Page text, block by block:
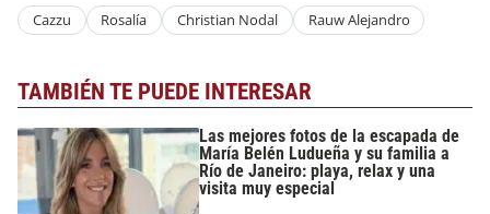
Cazzu Rosalía Christian Nodal Rauw Alejandro
TAMBIÉN TE PUEDE INTERESAR
Las mejores fotos de la escapada de
María Belén Ludueña y su familia a
Río de Janeiro: playa, relax y una
visita muy especial